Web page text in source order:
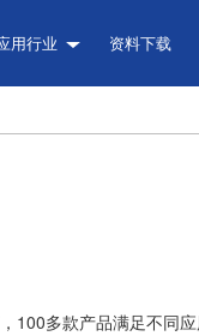
用行业 资料下载
多款产品满足不同应